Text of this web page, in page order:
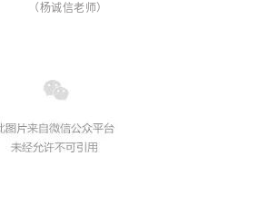
（杨诚信老师）